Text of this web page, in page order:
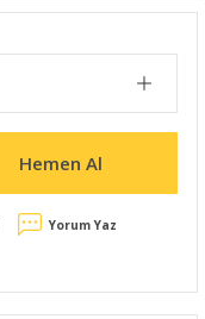
Hemen Al
Yorum Yaz